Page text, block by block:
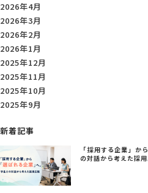
2026年4月
2026年3月
2026年2月
2026年1月
2025年12月
2025年11月
2025年10月
2025年9月
新着記事
「採用する企業」か
の対話から考えた採